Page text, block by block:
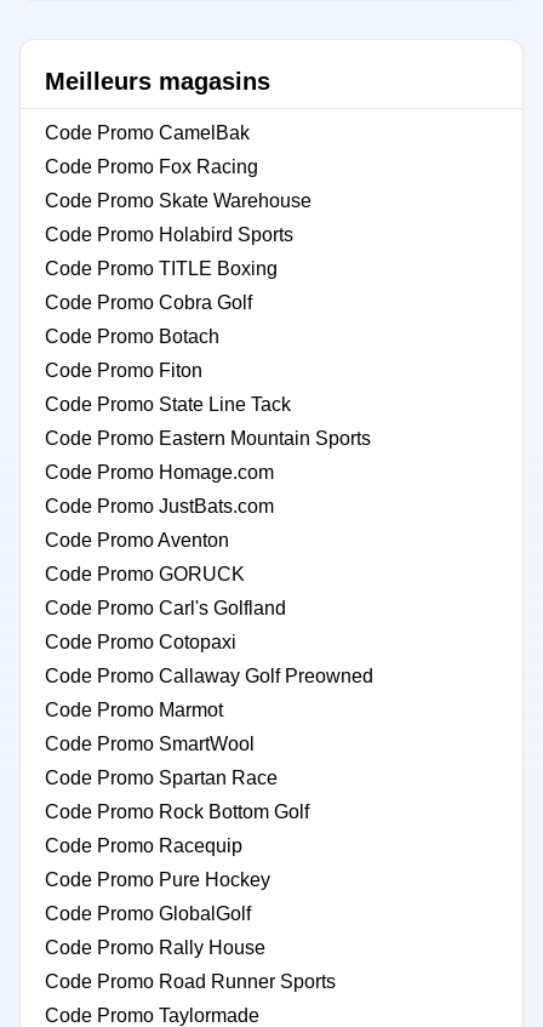
Meilleurs magasins
Code Promo CamelBak
Code Promo Fox Racing
Code Promo Skate Warehouse
Code Promo Holabird Sports
Code Promo TITLE Boxing
Code Promo Cobra Golf
Code Promo Botach
Code Promo Fiton
Code Promo State Line Tack
Code Promo Eastern Mountain Sports
Code Promo Homage.com
Code Promo JustBats.com
Code Promo Aventon
Code Promo GORUCK
Code Promo Carl's Golfland
Code Promo Cotopaxi
Code Promo Callaway Golf Preowned
Code Promo Marmot
Code Promo SmartWool
Code Promo Spartan Race
Code Promo Rock Bottom Golf
Code Promo Racequip
Code Promo Pure Hockey
Code Promo GlobalGolf
Code Promo Rally House
Code Promo Road Runner Sports
Code Promo Taylormade